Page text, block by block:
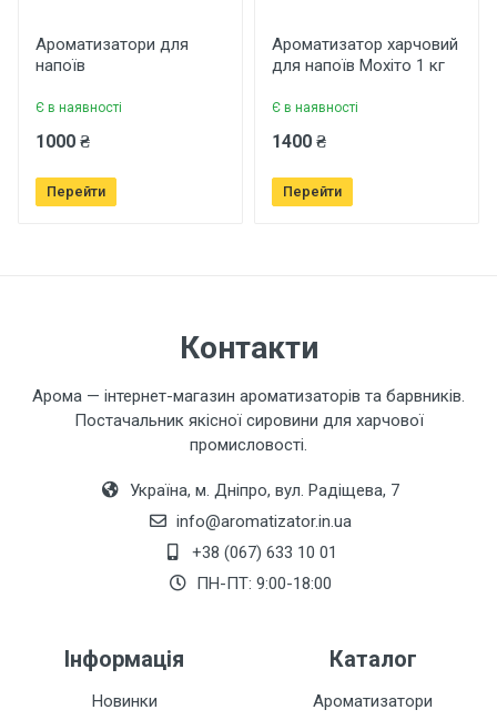
Рейтинг
Ваше ім'я
Залишити відгук
Ароматизатори для
напоїв
Є в наявності
1000 ₴
Перейти
Ароматизатор харчовий
для напоїв Мохіто 1 кг
Є в наявності
1400 ₴
Перейти
Контакти
Арома — інтернет-магазин ароматизаторів та барвників.
Постачальник якісної сировини для харчової
промисловості.
Україна, м. Дніпро, вул. Радіщева, 7
info@aromatizator.in.ua
+38 (067) 633 10 01
ПН-ПТ: 9:00-18:00
Інформація
Новинки
Каталог
Ароматизатори